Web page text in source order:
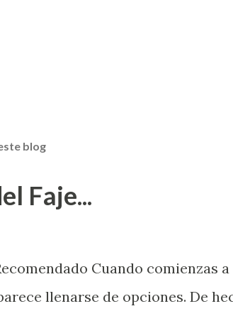
blog
Faje...
Cuando comienzas
llenarse de opciones. De